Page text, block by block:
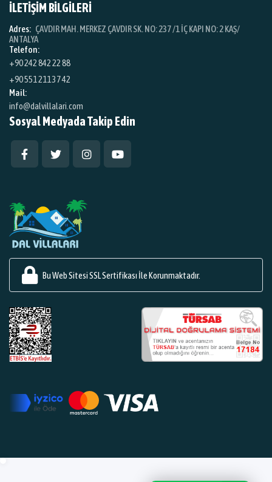
İLETİŞİM BİLGİLERİ
Adres: ÇAVDIR MAH. MERKEZ ÇAVDIR SK. NO: 237 /1 İÇ KAPI NO: 2 KAŞ/
ANTALYA
Telefon:
+90 242 842 22 88
+90 551 211 37 42
Mail:
info@dalvillalari.com
Sosyal Medyada Takip Edin
Bu Web Sitesi SSL Sertifikası İle Korunmaktadır.